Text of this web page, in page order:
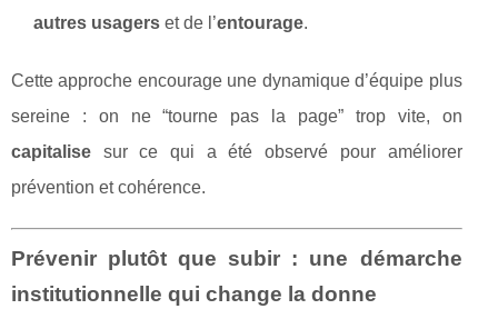
autres usagers et de l’entourage.
Cette approche encourage une dynamique d’équipe plus
sereine : on ne “tourne pas la page” trop vite, on
capitalise sur ce qui a été observé pour améliorer
prévention et cohérence.
Prévenir plutôt que subir : une démarche
institutionnelle qui change la donne